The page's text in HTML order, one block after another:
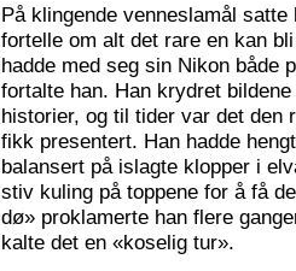
På klingende venneslamål
fortelle om alt det rare en kan
hadde med seg sin Nikon både
fortalte han. Han krydret
historier, og til tider var det den
fikk presentert. Han hadde
balansert på islagte klopper i
stiv kuling på toppene for å få
dø» proklamerte han flere
kalte det en «koselig tur».